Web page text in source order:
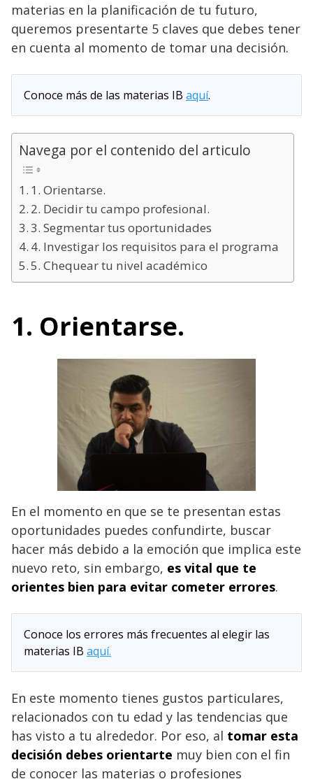
materias en la planificación de tu futuro,
queremos presentarte 5 claves que debes tener
en cuenta al momento de tomar una decisión.
Conoce más de las materias IB aquí.
Navega por el contenido del articulo
1. Orientarse.
2. Decidir tu campo profesional.
3. Segmentar tus oportunidades
4. Investigar los requisitos para el programa
5. Chequear tu nivel académico
1. Orientarse.
En el momento en que se te presentan estas
oportunidades puedes confundirte, buscar
hacer más debido a la emoción que implica este
nuevo reto, sin embargo, es vital que te
orientes bien para evitar cometer errores.
Conoce los errores más frecuentes al elegir las
materias IB aquí.
En este momento tienes gustos particulares,
relacionados con tu edad y las tendencias que
has visto a tu alrededor. Por eso, al tomar esta
decisión debes orientarte muy bien con el fin
de conocer las materias o profesiones